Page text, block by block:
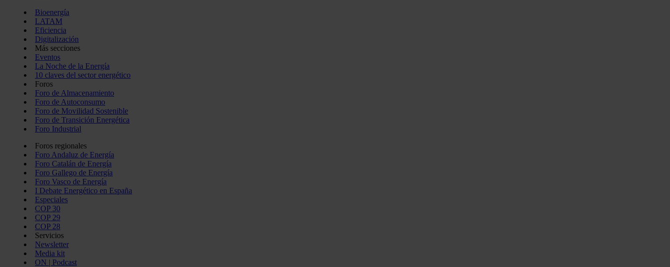
Bioenergía
LATAM
Eficiencia
Digitalización
Más secciones
Eventos
La Noche de la Energía
10 claves del sector energético
Foros
Foro de Almacenamiento
Foro de Autoconsumo
Foro de Movilidad Sostenible
Foro de Transición Energética
Foro Industrial
Foros regionales
Foro Andaluz de Energía
Foro Catalán de Energía
Foro Gallego de Energía
Foro Vasco de Energía
I Debate Energético en España
Especiales
COP 30
COP 29
COP 28
Servicios
Newsletter
Media kit
ON | Podcast